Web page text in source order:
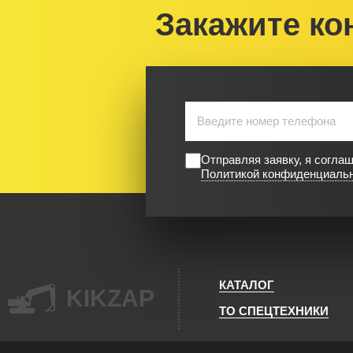
Закажите
Отправляя заявку, я
Политикой
KIKZAP
КАТАЛОГ
ТО СПЕЦТЕХНИКИ